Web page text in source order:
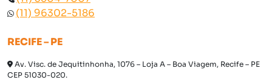
(11) 96302-5186
RECIFE – PE
Av. Visc. de Jequitinhonha, 1076 – Loja A – Boa Viagem, Recife – PE
CEP 51030-020.